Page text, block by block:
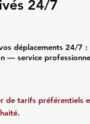
24/7
déplacements 24/7 :
— service
de tarifs préférentiels